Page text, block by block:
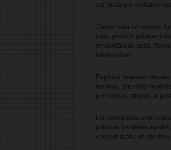
vai fiksācijas
Jāņem vērā arī ortozes
citas piedāvā
rehabilitācijas gaitā.
ieteikumiem.
Papildus jāapsver
traumas, jāizvēlas
piemērotas ortozes ar
Lai nodrošinātu
palīdzēs izvēlēties
veicinot drošu un efektīvu